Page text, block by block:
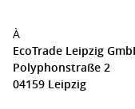
À
EcoTrade Leipzig
Polyphonstraße 2
04159 Leipzig